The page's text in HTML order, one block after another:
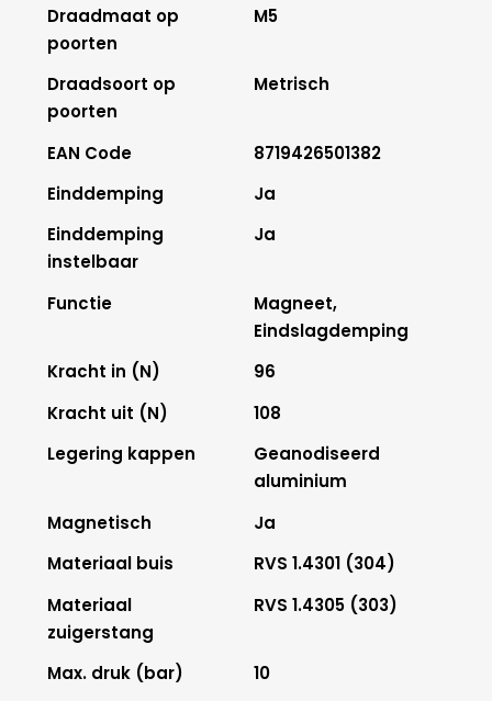
Draadmaat op
poorten
M5
Draadsoort op
poorten
Metrisch
EAN Code
8719426501382
Einddemping
Ja
Einddemping
instelbaar
Ja
Functie
Magneet,
Eindslagdemping
Kracht in (N)
96
Kracht uit (N)
108
Legering kappen
Geanodiseerd
aluminium
Magnetisch
Ja
Materiaal buis
RVS 1.4301 (304)
Materiaal
zuigerstang
RVS 1.4305 (303)
Max. druk (bar)
10